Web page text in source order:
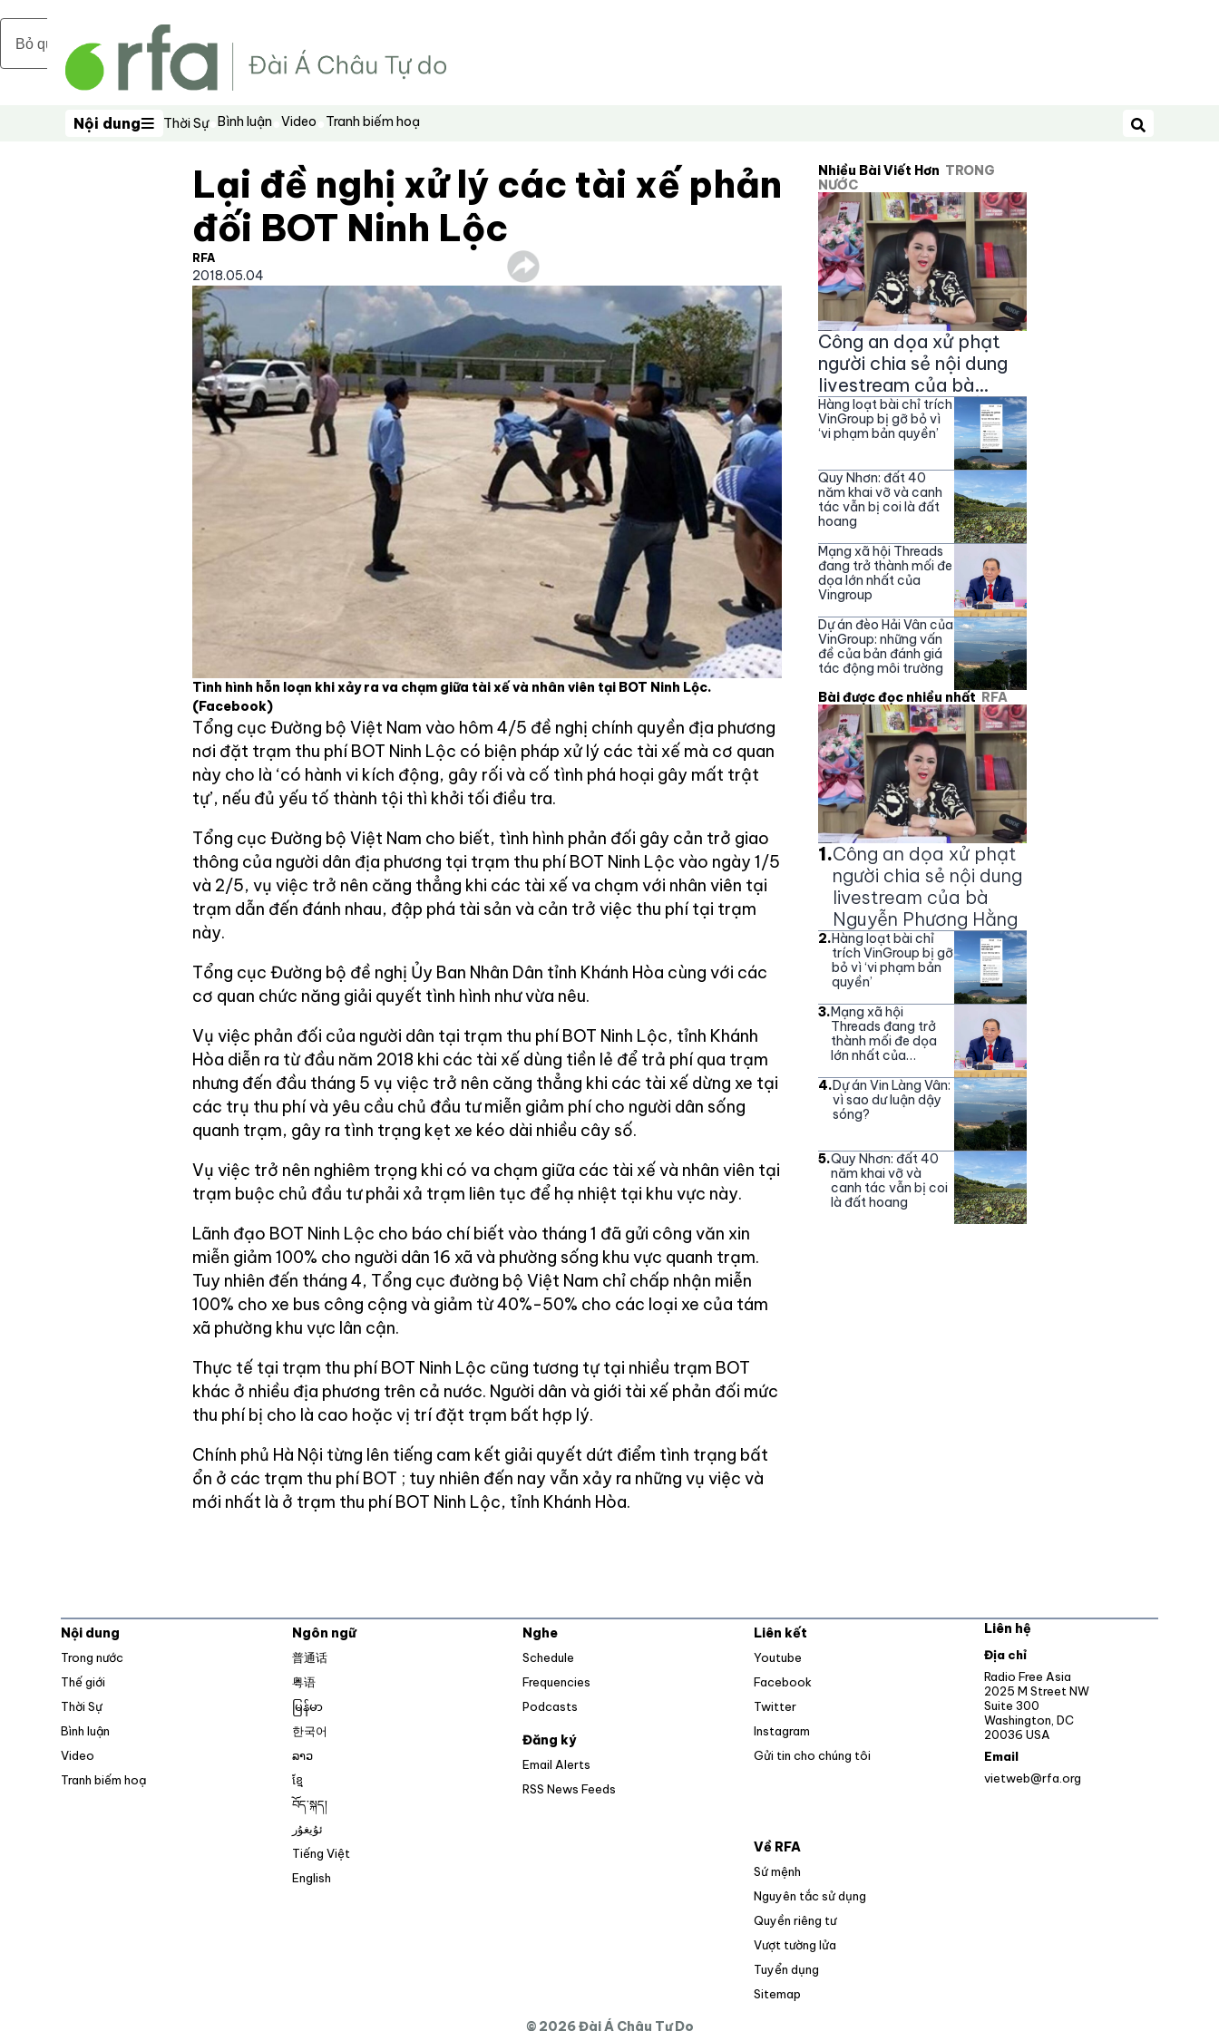
Bỏ qua nội dung chính
Nội dung
Nội dung Thời Sự Bình luận Video Tranh biếm hoạ
Tìm kiếm
Lại đề nghị xử lý các tài xế phản
đối BOT Ninh Lộc
RFA
2018.05.04
Tình hình hỗn loạn khi xảy ra va chạm giữa tài xế và nhân viên tại BOT Ninh Lộc.
(Facebook)
Tổng cục Đường bộ Việt Nam vào hôm 4/5 đề nghị chính quyền địa phương
nơi đặt trạm thu phí BOT Ninh Lộc có biện pháp xử lý các tài xế mà cơ quan
này cho là ‘có hành vi kích động, gây rối và cố tình phá hoại gây mất trật
tự’, nếu đủ yếu tố thành tội thì khởi tối điều tra.
Tổng cục Đường bộ Việt Nam cho biết, tình hình phản đối gây cản trở giao
thông của người dân địa phương tại trạm thu phí BOT Ninh Lộc vào ngày 1/5
và 2/5, vụ việc trở nên căng thẳng khi các tài xế va chạm với nhân viên tại
trạm dẫn đến đánh nhau, đập phá tài sản và cản trở việc thu phí tại trạm
này.
Tổng cục Đường bộ đề nghị Ủy Ban Nhân Dân tỉnh Khánh Hòa cùng với các
cơ quan chức năng giải quyết tình hình như vừa nêu.
Vụ việc phản đối của người dân tại trạm thu phí BOT Ninh Lộc, tỉnh Khánh
Hòa diễn ra từ đầu năm 2018 khi các tài xế dùng tiền lẻ để trả phí qua trạm
nhưng đến đầu tháng 5 vụ việc trở nên căng thẳng khi các tài xế dừng xe tại
các trụ thu phí và yêu cầu chủ đầu tư miễn giảm phí cho người dân sống
quanh trạm, gây ra tình trạng kẹt xe kéo dài nhiều cây số.
Vụ việc trở nên nghiêm trọng khi có va chạm giữa các tài xế và nhân viên tại
trạm buộc chủ đầu tư phải xả trạm liên tục để hạ nhiệt tại khu vực này.
Lãnh đạo BOT Ninh Lộc cho báo chí biết vào tháng 1 đã gửi công văn xin
miễn giảm 100% cho người dân 16 xã và phường sống khu vực quanh trạm.
Tuy nhiên đến tháng 4, Tổng cục đường bộ Việt Nam chỉ chấp nhận miễn
100% cho xe bus công cộng và giảm từ 40%-50% cho các loại xe của tám
xã phường khu vực lân cận.
Thực tế tại trạm thu phí BOT Ninh Lộc cũng tương tự tại nhiều trạm BOT
khác ở nhiều địa phương trên cả nước. Người dân và giới tài xế phản đối mức
thu phí bị cho là cao hoặc vị trí đặt trạm bất hợp lý.
Chính phủ Hà Nội từng lên tiếng cam kết giải quyết dứt điểm tình trạng bất
ổn ở các trạm thu phí BOT ; tuy nhiên đến nay vẫn xảy ra những vụ việc và
mới nhất là ở trạm thu phí BOT Ninh Lộc, tỉnh Khánh Hòa.
Nhiều Bài Viết Hơn TRONG
NƯỚC
Công an dọa xử phạt
người chia sẻ nội dung
livestream của bà
Nguyễn Phương Hằng
Hàng loạt bài chỉ trích
VinGroup bị gỡ bỏ vì
‘vi phạm bản quyền’
Quy Nhơn: đất 40
năm khai vỡ và canh
tác vẫn bị coi là đất
hoang
Mạng xã hội Threads
đang trở thành mối đe
dọa lớn nhất của
Vingroup
Dự án đèo Hải Vân của
VinGroup: những vấn
đề của bản đánh giá
tác động môi trường
Bài được đọc nhiều nhất RFA
1.Công an dọa xử phạt
người chia sẻ nội dung
livestream của bà
Nguyễn Phương Hằng
2.Hàng loạt bài chỉ
trích VinGroup bị gỡ
bỏ vì ‘vi phạm bản
quyền’
3.Mạng xã hội
Threads đang trở
thành mối đe dọa
lớn nhất của
4.Dự án Vin Làng Vân:
vì sao dư luận dậy
sóng?
5.Quy Nhơn: đất 40
năm khai vỡ và
canh tác vẫn bị coi
là đất hoang
Nội dung
Trong nước
Thế giới
Thời Sự
Bình luận
Video
Tranh biếm hoạ
Ngôn ngữ
普通话
粤语
မြန်မာ
한국어
ລາວ
ខ្មែ
བོད་སྐད།
ئۇيغۇر
Tiếng Việt
English
Nghe
Schedule
Frequencies
Podcasts
Đăng ký
Email Alerts
RSS News Feeds
Liên kết
Youtube
Facebook
Twitter
Instagram
Gửi tin cho chúng tôi
Về RFA
Sứ mệnh
Nguyên tắc sử dụng
Quyền riêng tư
Vượt tường lửa
Tuyển dụng
Sitemap
Liên hệ
Địa chỉ
Radio Free Asia
2025 M Street NW
Suite 300
Washington, DC
20036 USA
Email
vietweb@rfa.org
© 2026 Đài Á Châu Tự Do